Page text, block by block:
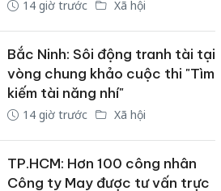
14 giờ trước Xã hội
Bắc Ninh: Sôi động tranh tài tại
vòng chung khảo cuộc thi "Tìm
kiếm tài năng nhí"
14 giờ trước Xã hội
TP.HCM: Hơn 100 công nhân
Công ty May được tư vấn trực